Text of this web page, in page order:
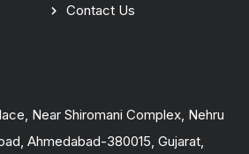
Contact Us
Near Shiromani Complex, Nehru
Ahmedabad-380015, Gujarat,